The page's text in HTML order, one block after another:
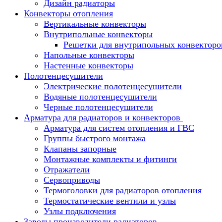
Дизайн радиаторы
Конвекторы отопления
Вертикальные конвекторы
Внутрипольные конвекторы
Решетки для внутрипольных
Напольные конвекторы
Настенные конвекторы
Полотенцесушители
Электрические полотенцесушители
Водяные полотенцесушители
Черные полотенцесушители
Арматура для радиаторов и конвекторов
Арматура для систем отопления и ГВС
Группы быстрого монтажа
Клапаны запорные
Монтажные комплекты и фитинги
Отражатели
Сервоприводы
Термоголовки для радиаторов отопления
Термостатические вентили и узлы
Узлы подключения